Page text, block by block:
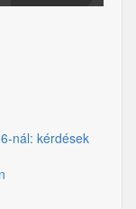
nál: kérdések